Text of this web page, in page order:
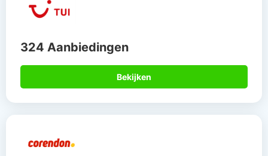
324 Aanbiedingen
Bekijken